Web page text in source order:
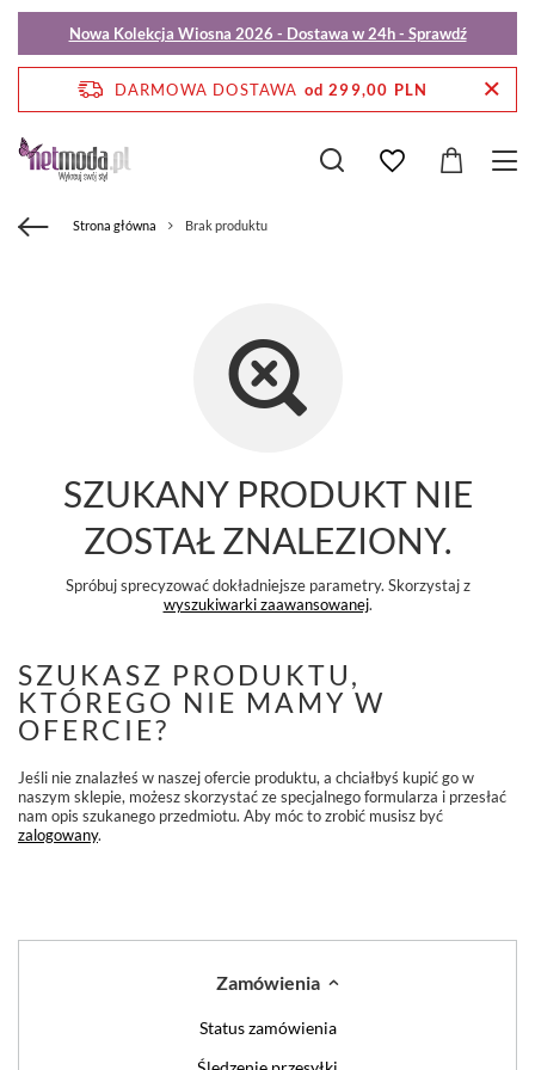
Nowa Kolekcja Wiosna 2026 - Dostawa w 24h - Sprawdź
DARMOWA DOSTAWA od 299,00 PLN
Strona główna Brak produktu
SZUKANY PRODUKT NIE
ZOSTAŁ ZNALEZIONY.
Spróbuj sprecyzować dokładniejsze parametry. Skorzystaj z
wyszukiwarki zaawansowanej.
SZUKASZ PRODUKTU,
KTÓREGO NIE MAMY W
OFERCIE?
Jeśli nie znalazłeś w naszej ofercie produktu, a chciałbyś kupić go w
naszym sklepie, możesz skorzystać ze specjalnego formularza i przesłać
nam opis szukanego przedmiotu. Aby móc to zrobić musisz być
zalogowany.
Zamówienia
Status zamówienia